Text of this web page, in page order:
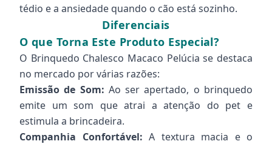
tédio e a ansiedade quando o cão está sozinho.
Diferenciais
O que Torna Este Produto Especial?
O Brinquedo Chalesco Macaco Pelúcia se destaca
no mercado por várias razões:
Emissão de Som: Ao ser apertado, o brinquedo
emite um som que atrai a atenção do pet e
estimula a brincadeira.
Companhia Confortável: A textura macia e o